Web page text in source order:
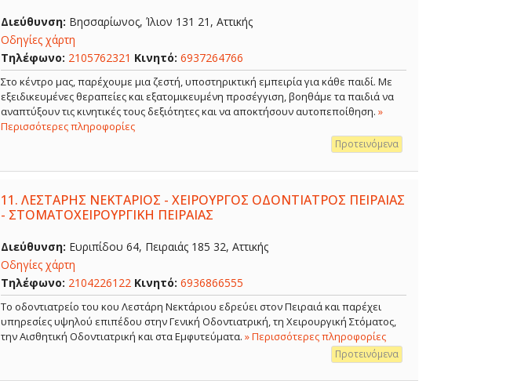
Διεύθυνση: Βησσαρίωνος, Ίλιον 131 21, Αττικής
Οδηγίες χάρτη
Τηλέφωνο: 2105762321 Κινητό: 6937264766
Στο κέντρο μας, παρέχουμε μια ζεστή, υποστηρικτική εμπειρία για κάθε παιδί. Με
εξειδικευμένες θεραπείες και εξατομικευμένη προσέγγιση, βοηθάμε τα παιδιά να
αναπτύξουν τις κινητικές τους δεξιότητες και να αποκτήσουν αυτοπεποίθηση. »
Περισσότερες πληροφορίες
Προτεινόμενα
11. ΛΕΣΤΑΡΗΣ ΝΕΚΤΑΡΙΟΣ - ΧΕΙΡΟΥΡΓΟΣ ΟΔΟΝΤΙΑΤΡΟΣ ΠΕΙΡΑΙΑΣ
- ΣΤΟΜΑΤΟΧΕΙΡΟΥΡΓΙΚΗ ΠΕΙΡΑΙΑΣ
Διεύθυνση: Ευριπίδου 64, Πειραιάς 185 32, Αττικής
Οδηγίες χάρτη
Τηλέφωνο: 2104226122 Κινητό: 6936866555
Το οδοντιατρείο του κου Λεστάρη Νεκτάριου εδρεύει στον Πειραιά και παρέχει
υπηρεσίες υψηλού επιπέδου στην Γενική Οδοντιατρική, τη Χειρουργική Στόματος,
την Αισθητική Οδοντιατρική και στα Εμφυτεύματα. » Περισσότερες πληροφορίες
Προτεινόμενα